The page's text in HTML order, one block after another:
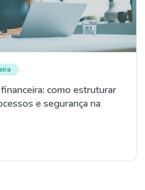
como estruturar
e segurança na